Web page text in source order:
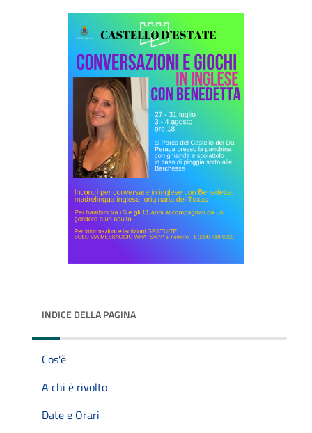
INDICE DELLA PAGINA
Cos'è
A chi è rivolto
Date e Orari